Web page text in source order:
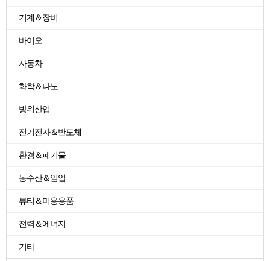
기계＆장비
바이오
자동차
화학＆나노
방위산업
전기전자＆반도체
환경＆폐기물
농수산＆임업
뷰티＆미용용품
전력＆에너지
기타